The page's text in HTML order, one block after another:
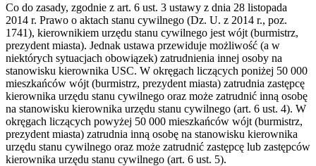
Co do zasady, zgodnie z art. 6 ust. 3 ustawy z dnia 28 listopada
2014 r. Prawo o aktach stanu cywilnego (Dz. U. z 2014 r., poz.
1741), kierownikiem urzędu stanu cywilnego jest wójt (burmistrz,
prezydent miasta). Jednak ustawa przewiduje możliwość (a w
niektórych sytuacjach obowiązek) zatrudnienia innej osoby na
stanowisku kierownika USC. W okręgach liczących poniżej 50 000
mieszkańców wójt (burmistrz, prezydent miasta) zatrudnia zastępcę
kierownika urzędu stanu cywilnego oraz może zatrudnić inną osobę
na stanowisku kierownika urzędu stanu cywilnego (art. 6 ust. 4). W
okręgach liczących powyżej 50 000 mieszkańców wójt (burmistrz,
prezydent miasta) zatrudnia inną osobę na stanowisku kierownika
urzędu stanu cywilnego oraz może zatrudnić zastępcę lub zastępców
kierownika urzędu stanu cywilnego (art. 6 ust. 5).